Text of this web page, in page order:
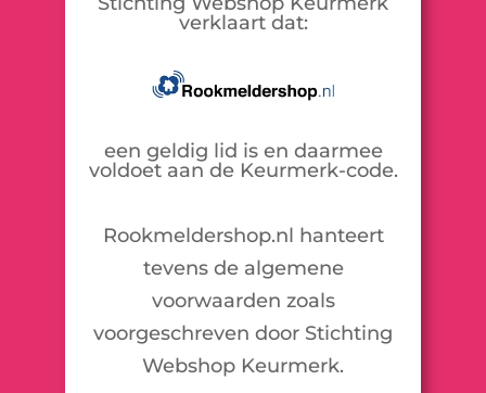
verklaart dat:
een geldig lid is en daarmee
voldoet aan de Keurmerk-code.
Rookmeldershop.nl hanteert
tevens de algemene
voorwaarden zoals
voorgeschreven door Stichting
Webshop Keurmerk.